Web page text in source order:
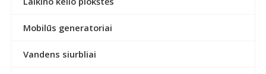
Mobilūs generatoriai
Vandens siurbliai